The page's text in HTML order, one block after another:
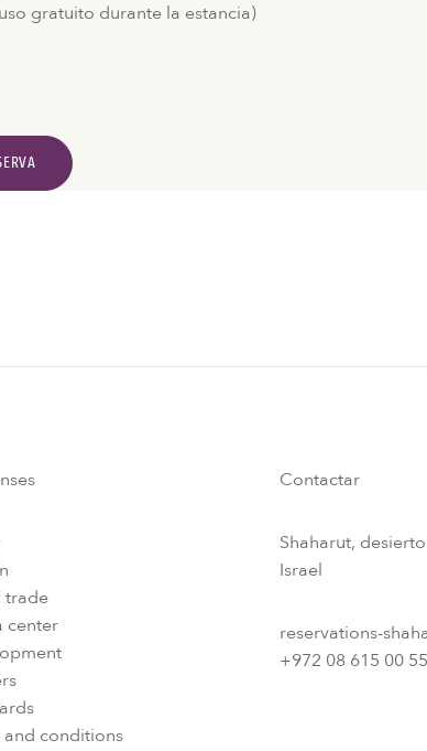
gratuito durante la estancia)
trade
center
and conditions
Contactar
Shaharut,
Israel
reservations-
+972 08 615 00 55